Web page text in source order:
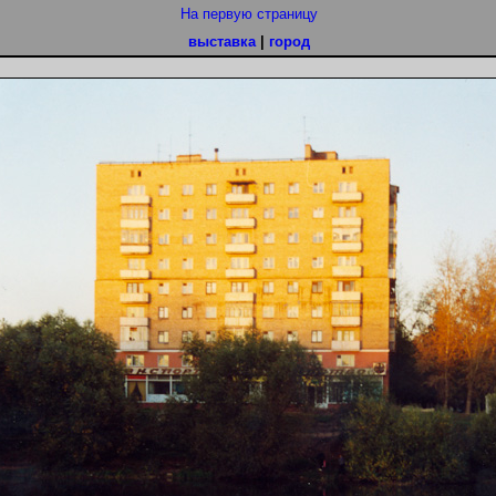
На первую страницу
выставка| город